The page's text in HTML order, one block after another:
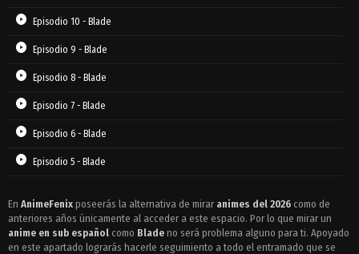
Episodio 10 - Blade
Episodio 9 - Blade
Episodio 8 - Blade
Episodio 7 - Blade
Episodio 6 - Blade
Episodio 5 - Blade
Episodio 3 - Blade
Episodio 2 - Blade
En AnimeFenix poseerás la alternativa de mirar animes del 2026 como de
anteriores años únicamente al acceder a este espacio. Por lo que mirar un
anime en sub español como Blade no será problema alguno para ti. Apoyado
en este apartado lograrás hacerle seguimiento a todo el entramado que se